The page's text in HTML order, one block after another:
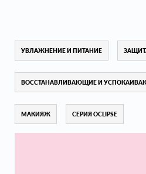
УВЛАЖНЕНИЕ И ПИТАНИЕ
ВОССТАНАВЛИВАЮЩИЕ И
МАКИЯЖ СЕРИЯ OCLIPSE